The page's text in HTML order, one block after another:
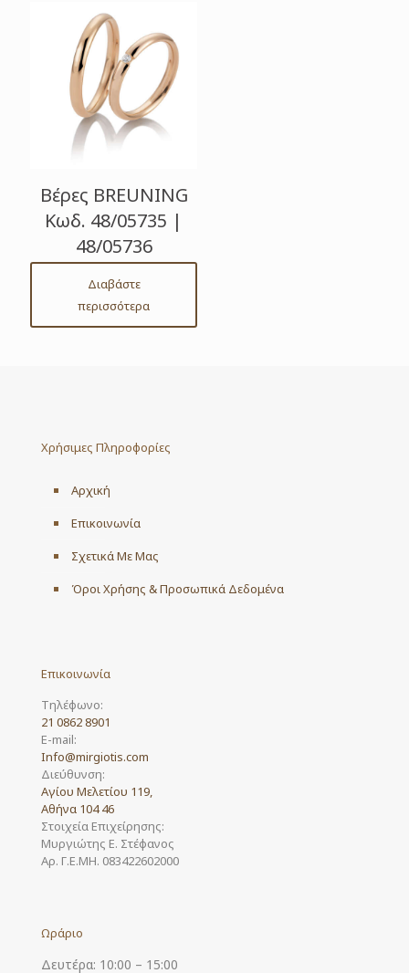
Βέρες BREUNING
Κωδ. 48/05735 |
48/05736
Διαβάστε
περισσότερα
Χρήσιμες Πληροφορίες
Αρχική
Επικοινωνία
Σχετικά Με Μας
Όροι Χρήσης & Προσωπικά Δεδομένα
Επικοινωνία
Τηλέφωνο:
21 0862 8901
E-mail:
Info@mirgiotis.com
Διεύθυνση:
Αγίου Μελετίου 119,
Αθήνα 104 46
Στοιχεία Επιχείρησης:
Μυργιώτης Ε. Στέφανος
Αρ. Γ.Ε.ΜΗ. 083422602000
Ωράριο
Δευτέρα: 10:00 – 15:00